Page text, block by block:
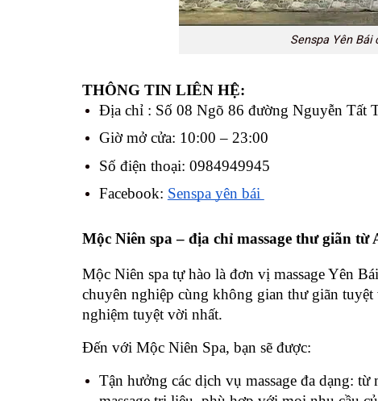
Senspa Yên Bái
THÔNG TIN LIÊN HỆ:
Địa chỉ : Số 08 Ngõ 86 đường Nguyễn Tất
Giờ mở cửa: 10:00 – 23:00
Số điện thoại: 0984949945
Facebook: Senspa yên bái
Mộc Niên spa – địa chỉ massage thư giãn từ
Mộc Niên spa tự hào là đơn vị massage Yên
chuyên nghiệp cùng không gian thư giãn
nghiệm tuyệt vời nhất.
Đến với Mộc Niên Spa, bạn sẽ được:
Tận hưởng các dịch vụ massage đa dạng: từ